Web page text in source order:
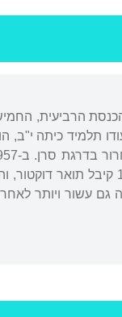
הכנסת הרביעית,
קיבוצי עמק הירדן, בית החינוך העממי והתיכון החקלאי
. ב-1968 קיבל תואר
ממשיכה גם עשור